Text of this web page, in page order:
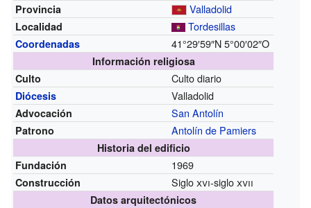
Provincia Valladolid
Localidad Tordesillas
Coordenadas 41°29′59″N5°00′02″O
Información religiosa
Culto
Culto diario
Diócesis Valladolid
Advocación San Antolín
Patrono Antolín de Pamiers
Historia del edificio
Fundación
1969
Construcción Sigloxvi-sigloxvii
Datos arquitectónicos